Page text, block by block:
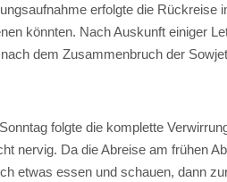
erfolgte die Rückreise
könnten. Nach Auskunft einiger
dem Zusammenbruch der
folgte die komplette
nervig. Da die Abreise am frühen
etwas essen und schauen, dann